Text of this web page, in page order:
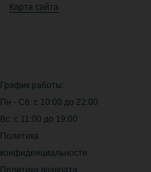
График работы:
Пн - Сб: с 10:00 до 22:00
Вс: с 11:00 до 19:00
Политика
конфиденциальности
Политика возврата
Карта сайта